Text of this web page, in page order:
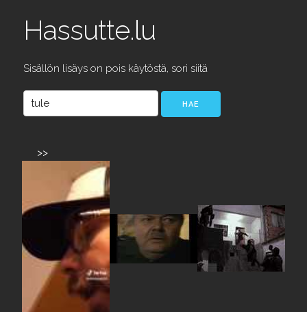
Hassutte.lu
Sisällön lisäys on pois käytöstä, sori siitä
>>